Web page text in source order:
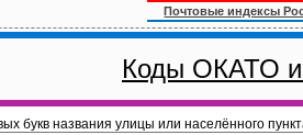
Почтовые индексы
Коды ОКАТО
букв названия улицы или населённого